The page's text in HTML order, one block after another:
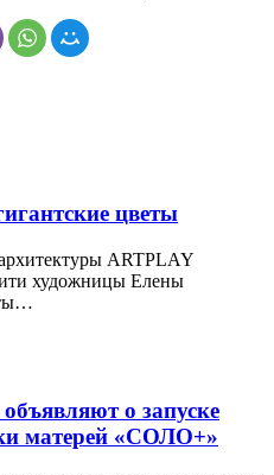
цветы
ARTPLAY
художницы Елены
о запуске
матерей «СОЛО+»